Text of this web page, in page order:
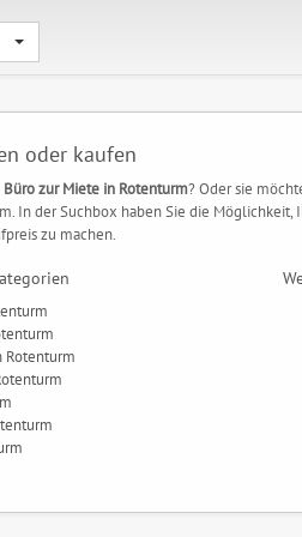
oder kaufen
Büro zur Miete in Rotenturm? Oder sie
In der Suchbox haben Sie die
zu machen.
Rotenturm